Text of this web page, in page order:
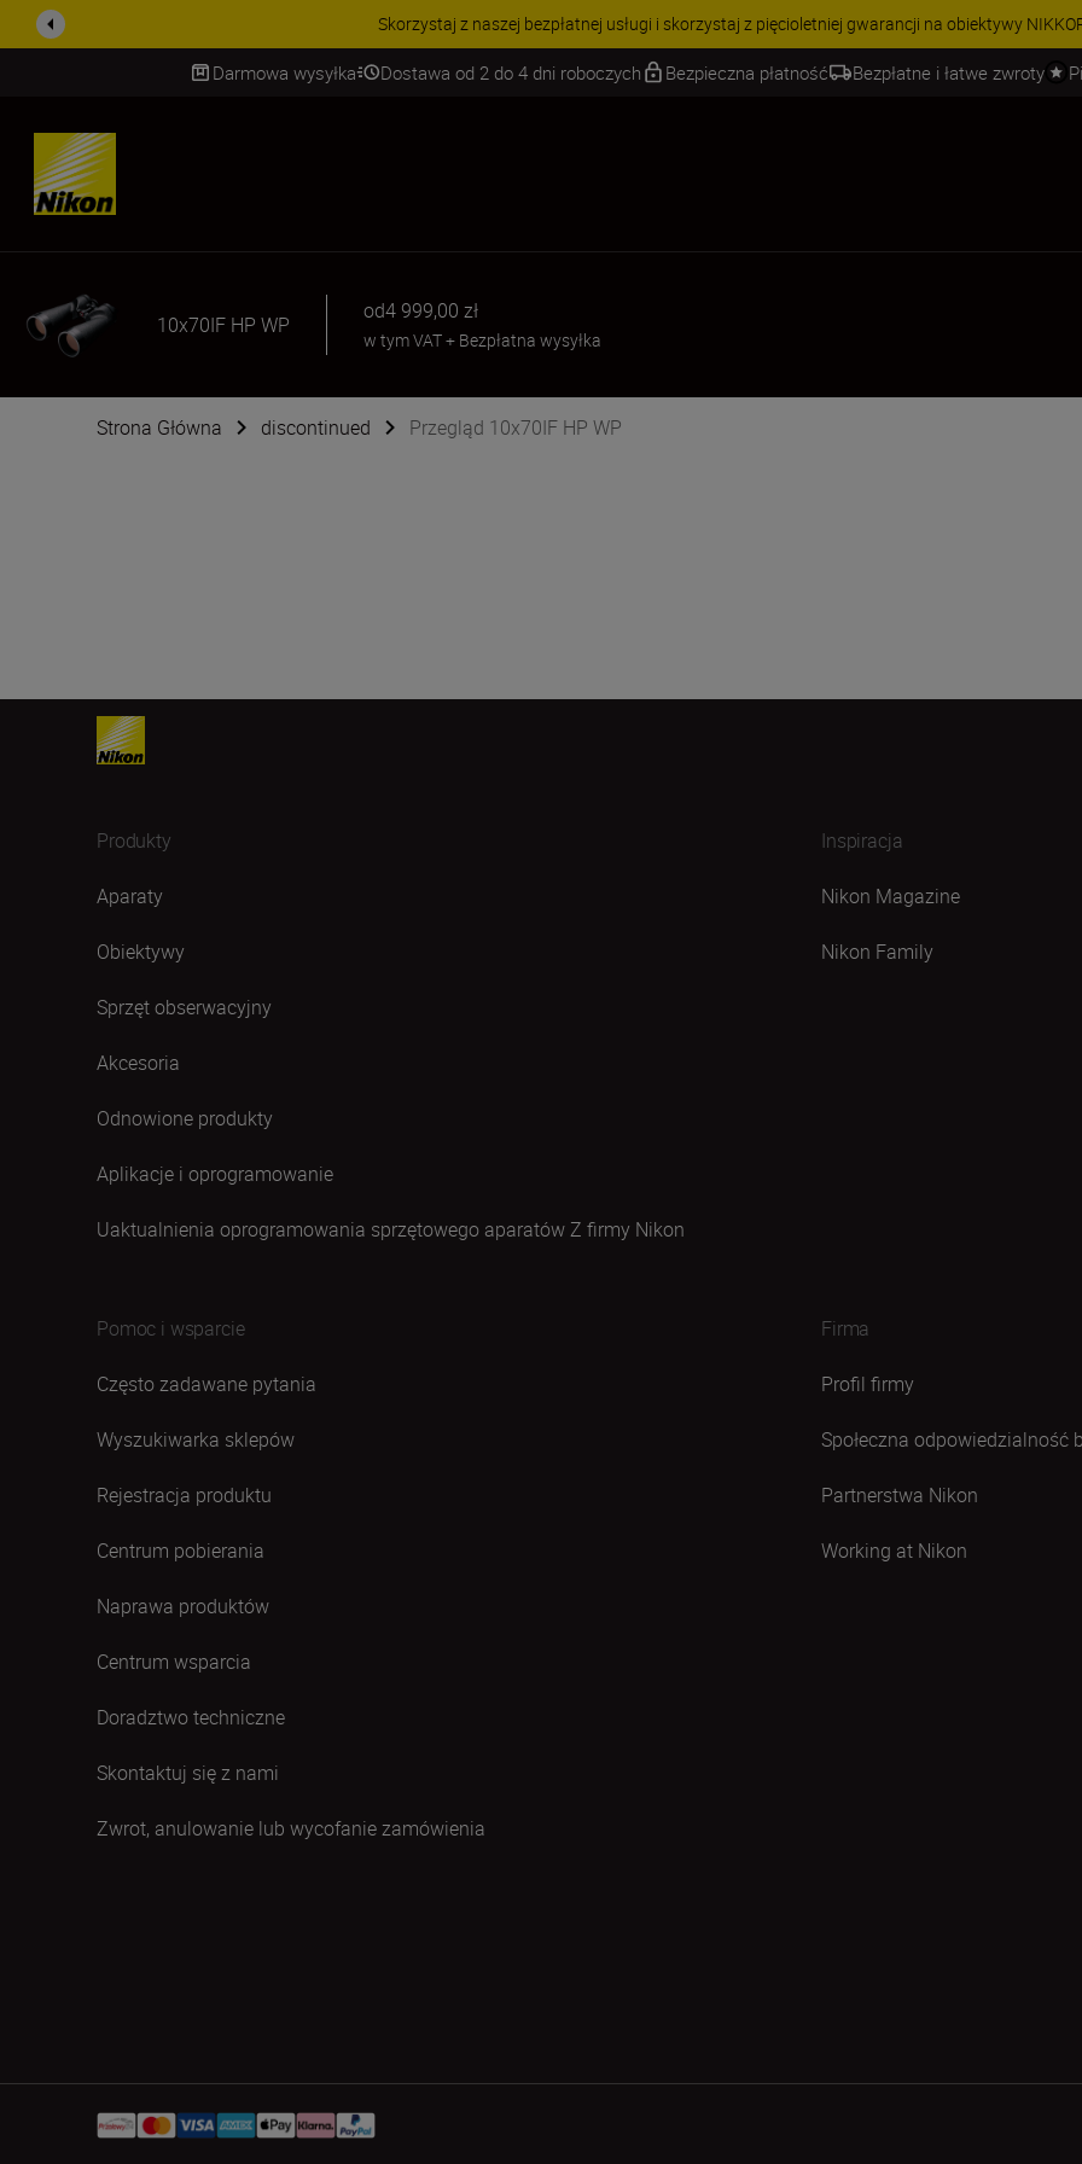
Skorzystaj z naszej bezpłatnej usługi i skorzystaj z pięcioletniej gwarancji na obiektywy
Darmowa wysyłka Dostawa od 2 do 4 dni roboczych Bezpieczna płatność Bezpłatne i łatwe zwroty
SKIP
10x70IF HP WP
od4 999,00 zł
w tym VAT+ Bezpłatna wysyłka
Strona Główna discontinued Przegląd 10x70IF HP WP
Produkty
Aparaty
Obiektywy
Sprzęt obserwacyjny
Akcesoria
Odnowione produkty
Aplikacje i oprogramowanie
Uaktualnienia oprogramowania sprzętowego aparatów Z firmy Nikon
Inspiracja
Nikon Magazine
Nikon Family
Pomoc i wsparcie
Często zadawane pytania
Wyszukiwarka sklepów
Rejestracja produktu
Centrum pobierania
Naprawa produktów
Centrum wsparcia
Doradztwo techniczne
Skontaktuj się z nami
Zwrot, anulowanie lub wycofanie zamówienia
Firma
Profil firmy
Społeczna odpowiedzialność
Partnerstwa Nikon
Working at Nikon